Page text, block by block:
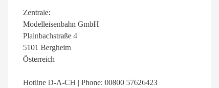
Zentrale:
Modelleisenbahn GmbH
Plainbachstraße 4
5101 Bergheim
Österreich
Hotline D-A-CH | Phone: 00800 57626423